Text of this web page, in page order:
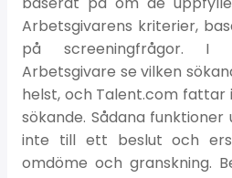
Arbetsgivarens kriterier,
på screeningfrågor. I
Arbetsgivare se vilken
helst, och Talent.com fattar
sökande. Sådana
inte till ett beslut och
omdöme och granskning.